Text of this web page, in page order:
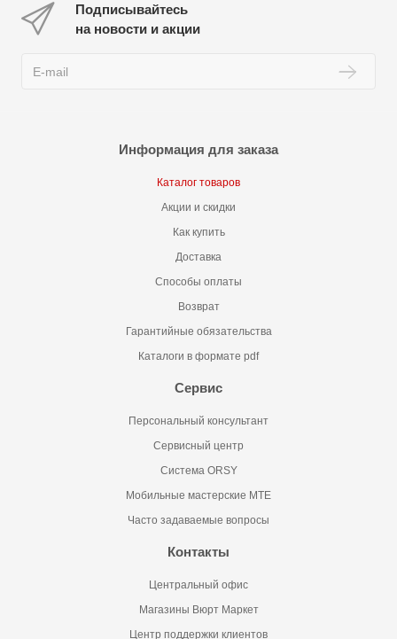
Подписывайтесь
на новости и акции
Информация для заказа
Каталог товаров
Акции и скидки
Как купить
Доставка
Способы оплаты
Возврат
Гарантийные обязательства
Каталоги в формате pdf
Сервис
Персональный консультант
Сервисный центр
Система ORSY
Мобильные мастерские MTE
Часто задаваемые вопросы
Контакты
Центральный офис
Магазины Вюрт Маркет
Центр поддержки клиентов